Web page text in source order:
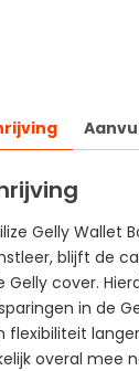
Gelly Wallet
blijft de
Gelly cover.
in de
flexibiliteit
overal mee